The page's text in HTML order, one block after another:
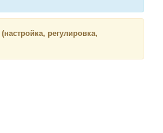
регулировка,